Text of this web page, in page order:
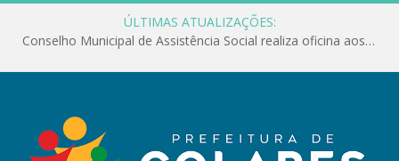
ÚLTIMAS ATUALIZAÇÕES:
Conselho Municipal de Assistência Social realiza oficina aos servidores